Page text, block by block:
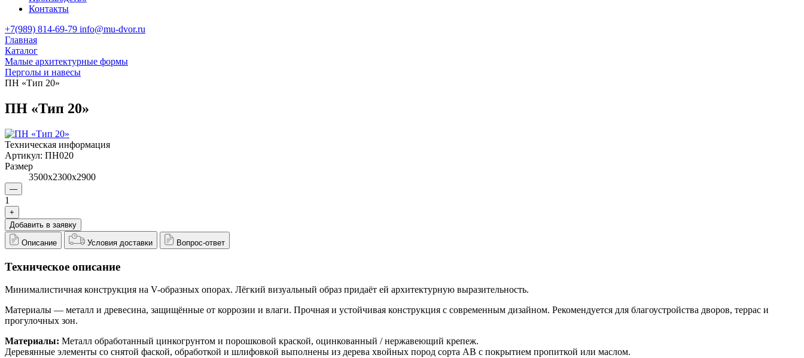
Контакты
+7(989) 814-69-79 info@mu-dvor.ru
Главная
Каталог
Малые архитектурные формы
Перголы и навесы
ПН «Тип 20»
ПН «Тип 20»
Техническая информация
Артикул: ПН020
Размер
3500х2300х2900
—
1
+
Добавить в заявку
Описание
Условия доставки Вопрос-ответ
Техническое описание
Минималистичная конструкция на V-образных опорах. Лёгкий визуальный образ придаёт ей архитектурную выразительность.
Материалы — металл и древесина, защищённые от коррозии и влаги. Прочная и устойчивая конструкция с современным дизайном. Рекомендуется для благоустройства дворов, террас и
прогулочных зон.
Материалы: Металл обработанный цинкогрунтом и порошковой краской, оцинкованный / нержавеющий крепеж.
Деревянные элементы со снятой фаской, обработкой и шлифовкой выполнены из дерева хвойных пород сорта АВ с покрытием пропиткой или маслом.